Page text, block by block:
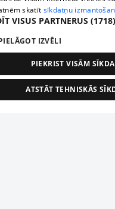
skatīt sīkdatņu
VISUS PARTNERUS
IZVĒLI
PIEKRIST VISĀM
ATSTĀT TEHNISKĀS